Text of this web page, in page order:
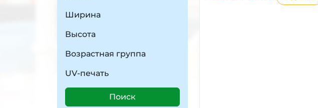
Ширина
Высота
Возрастная группа
UV-печать
Поиск